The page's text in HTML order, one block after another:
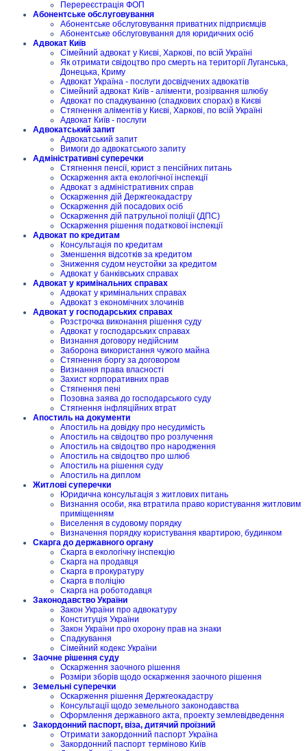
Перереєстрація ФОП
Абонентське обслуговування
Абонентське обслуговування приватних підприємців
Абонентське обслуговування для юридичних осіб
Адвокат Київ
Сімейний адвокат у Києві, Харкові, по всій Україні
Як отримати свідоцтво про смерть на території Луганська,
Донецька, Криму
Адвокат Україна - послуги досвідчених адвокатів
Сімейний адвокат Київ - аліменти, розірвання шлюбу
Адвокат по спадкуванню (спадкових спорах) в Києві
Стягнення аліментів у Києві, Харкові, по всій Україні
Адвокат Київ - послуги
Адвокатський запит
Адвокатський запит
Вимоги до адвокатського запиту
Адміністративні суперечки
Стягнення пенсії, юрист з пенсійних питань
Оскарження акта екологічної інспекції
Адвокат з адміністративних справ
Оскарження дій Держгеокадастру
Оскарження дій посадових осіб
Оскарження дій патрульної поліції (ДПС)
Оскарження рішення податкової інспекції
Адвокат по кредитам
Консультація по кредитам
Зменшення відсотків за кредитом
Зниження судом неустойки за кредитом
Адвокат у банківських справах
Адвокат у кримінальних справах
Адвокат у кримінальних справах
Адвокат з економічних злочинів
Адвокат у господарських справах
Розстрочка виконання рішення суду
Адвокат у господарських справах
Визнання договору недійсним
Заборона використання чужого майна
Стягнення боргу за договором
Визнання права власності
Захист корпоративних прав
Стягнення пені
Позовна заява до господарського суду
Стягнення інфляційних втрат
Апостиль на документи
Апостиль на довідку про несудимість
Апостиль на свідоцтво про розлучення
Апостиль на свідоцтво про народження
Апостиль на свідоцтво про шлюб
Апостиль на рішення суду
Апостиль на диплом
Житлові суперечки
Юридична консультація з житлових питань
Визнання особи, яка втратила право користування житловим
приміщенням
Виселення в судовому порядку
Визначення порядку користування квартирою, будинком
Скарга до державного органу
Скарга в екологічну інспекцію
Скарга на продавця
Скарга в прокуратуру
Скарга в поліцію
Скарга на роботодавця
Законодавство України
Закон України про адвокатуру
Конституція України
Закон України про охорону прав на знаки
Спадкування
Сімейний кодекс України
Заочне рішення суду
Оскарження заочного рішення
Розміри зборів щодо оскарження заочного рішення
Земельні суперечки
Оскарження рішення Держгеокадастру
Консультації щодо земельного законодавства
Оформлення державного акта, проекту землевідведення
Закордонний паспорт, віза, дитячий проїзний
Отримати закордонний паспорт Україна
Закордонний паспорт терміново Київ